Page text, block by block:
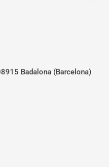
Badalona (Barcelona)